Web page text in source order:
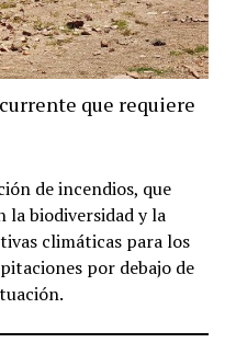
que requiere
de incendios, que
la biodiversidad y la
climáticas para los
por debajo de